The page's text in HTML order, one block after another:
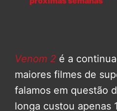
Venom 2 é a
maiores filmes de
falamos em questão
longa custou apenas